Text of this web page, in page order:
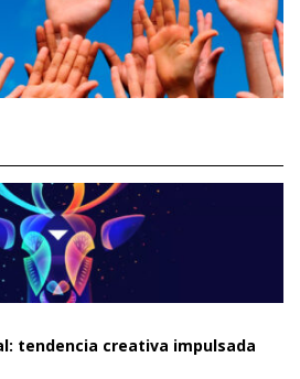
tendencia creativa impulsada